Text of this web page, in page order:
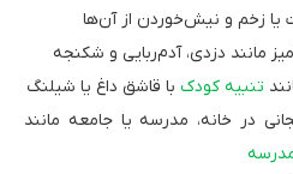
یا زخم‌ و نیش‌خوردن از آن‌ها
دزدی، آدم‌ربایی و شکنجه
تنبیه کودک با قاشق داغ یا شیلنگ
در خانه، مدرسه یا جامعه مانند